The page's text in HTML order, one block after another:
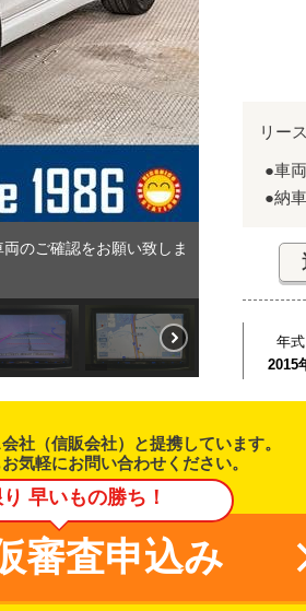
のご確認をお願い致しま
リー
●車
●納
年式
2015
社（信販会社）と提携しています。
気軽にお問い合わせください。
早いもの勝ち！
審査申込み